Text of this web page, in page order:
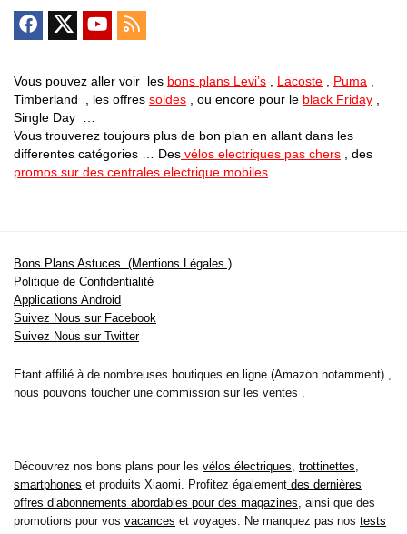
Vous pouvez aller voir les bons plans Levi’s Lacoste Puma
Timberland , les offres soldes , ou encore pour le black Friday
Single Day …
Vous trouverez toujours plus de bon plan en allant dans les
differentes catégories … Des vélos electriques pas chers , des
promos sur des centrales electrique mobiles
Bons Plans Astuces (Mentions Légales )
Politique de Confidentialité
Applications Android
Suivez Nous sur Facebook
Suivez Nous sur Twitter
Etant affilié à de nombreuses boutiques en ligne (Amazon notamment) ,
nous pouvons toucher une commission sur les ventes .
Découvrez nos bons plans pour les vélos électriques, trottinettes,
smartphones et produits Xiaomi. Profitez également des dernières
offres d’abonnements abordables pour des magazines, ainsi que des
promotions pour vos vacances et voyages. Ne manquez pas nos tests